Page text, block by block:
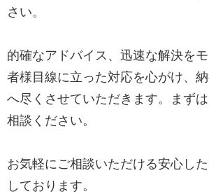
さい。
的確なアドバイス、迅速な解決を
者様目線に立った対応を心がけ、
へ尽くさせていただきます。まず
相談ください。
お気軽にご相談いただける安心し
しております。